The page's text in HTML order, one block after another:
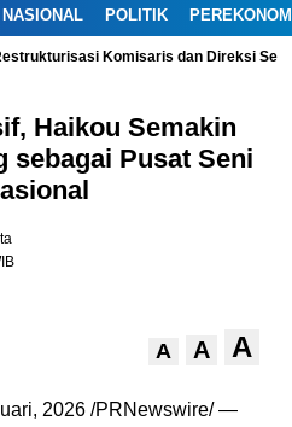
NASIONAL POLITIK
Komisaris dan Direksi
Haikou Semakin
sebagai Pusat Seni
A A A
2026 /PRNewswire/ —